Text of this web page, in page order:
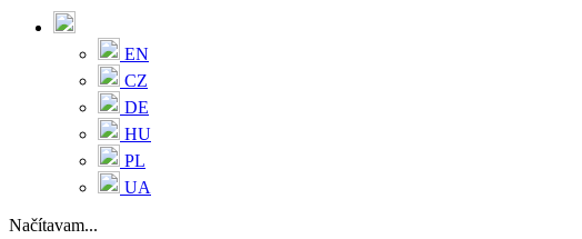
EN
CZ
DE
HU
PL
UA
Načítavam...